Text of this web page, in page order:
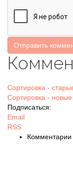
Отправить
Сортировка -
Сортировка -
Подписаться:
Email
RSS